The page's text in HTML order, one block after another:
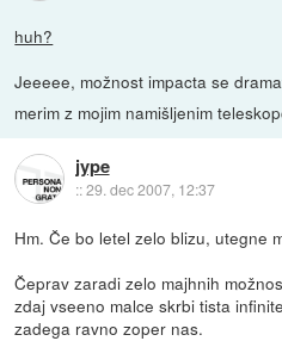
huh?
Jeeeee, možnost impacta se
merim z mojim namišljenim
jype
::29. dec 2007, 12:37
Hm. Če bo letel zelo blizu, utegne
Čeprav zaradi zelo majhnih
zdaj vseeno malce skrbi tista
zadega ravno zoper nas.